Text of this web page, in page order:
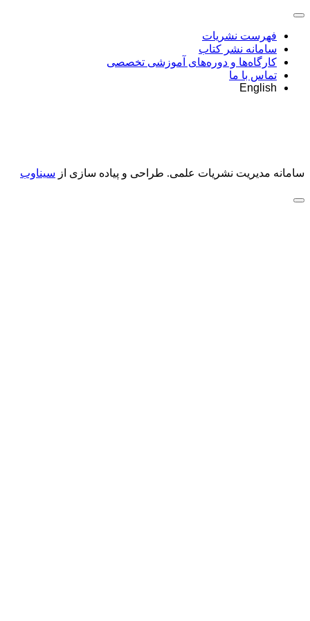
فهرست نشریات
سامانه نشر کتاب
کارگاه‌ها و دوره‌های آموزشی تخصصی
تماس با ما
English
سامانه مدیریت نشریات علمی. طراحی و پیاده سازی از سیناوب